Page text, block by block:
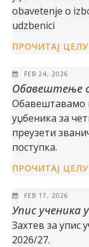
obavetenje o
udzbenici
ПРОЧИТАЈ
FEB 24, 2026
Обавештење
Обавештавамо
уџбеника за
преузети
поступка.
ПРОЧИТАЈ
FEB 17, 2026
Упис ученика
Захтев за упис
2026/27.